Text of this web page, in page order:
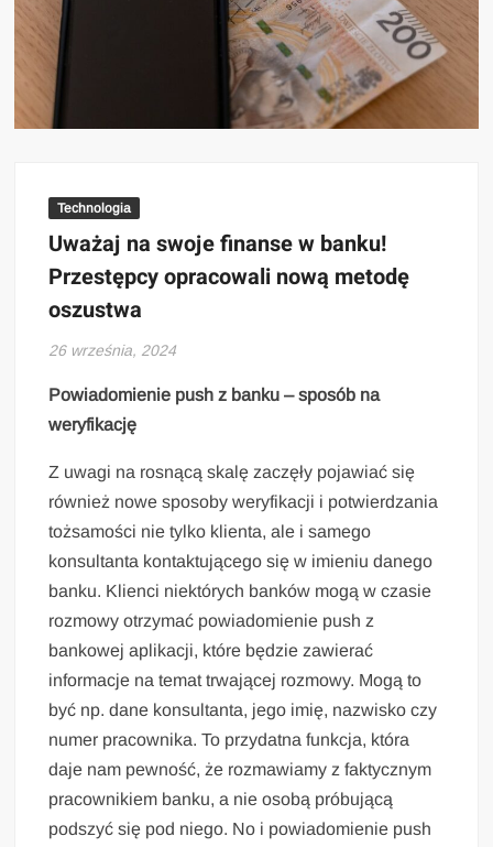
Technologia
Uważaj na swoje finanse w banku!
Przestępcy opracowali nową metodę
oszustwa
26 września, 2024
Powiadomienie push z banku – sposób na
weryfikację
Z uwagi na rosnącą skalę zaczęły pojawiać się
również nowe sposoby weryfikacji i potwierdzania
tożsamości nie tylko klienta, ale i samego
konsultanta kontaktującego się w imieniu danego
banku. Klienci niektórych banków mogą w czasie
rozmowy otrzymać powiadomienie push z
bankowej aplikacji, które będzie zawierać
informacje na temat trwającej rozmowy. Mogą to
być np. dane konsultanta, jego imię, nazwisko czy
numer pracownika. To przydatna funkcja, która
daje nam pewność, że rozmawiamy z faktycznym
pracownikiem banku, a nie osobą próbującą
podszyć się pod niego. No i powiadomienie push